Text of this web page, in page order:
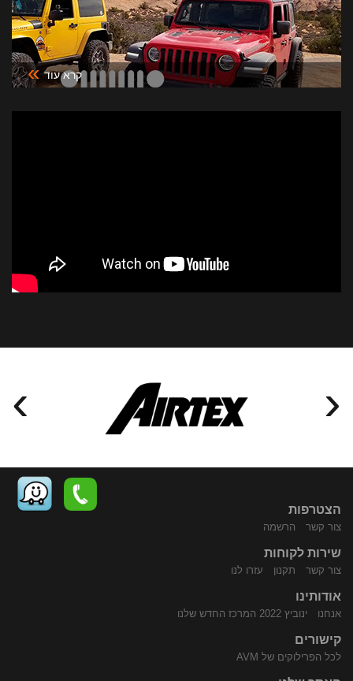
קרא עוד »
› ‹
הצטרפות
צור קשר הרשמה
שירות לקוחות
צור קשר תקנון עזרו לנו
אודותינו
אנחנו ינוביץ 2022 המרכז החדש שלנו
קישורים
לכל הפרילוקים של AVM